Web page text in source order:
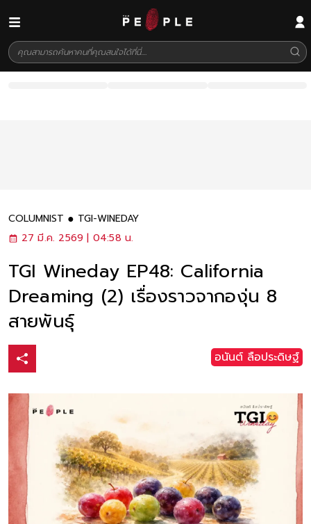
COLUMNIST
TGI-WINEDAY
27 มี.ค. 2569 | 04:58 น.
TGI Wineday EP48: California
Dreaming (2) เรื่องราวจากองุ่น 8
สายพันธุ์
อนันต์ ลือประดิษฐ์